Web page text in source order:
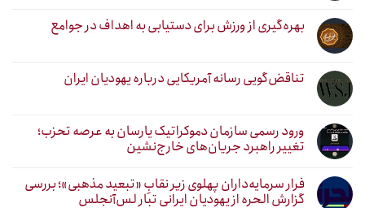
بهره‌گیری از ورزش برای دستیابی به اهداف در جوامع
تناقض‌گویی رسانه آمریکایی درباره یهودیان ایران
ورود رسمی سازمان دموکراتیک یارسان به عرصه تحزب؛
تغییر راهبرد جریان‌های خارج‌نشین
فرار سرمایه‌داران پهلوی زیر نقابِ «تبعید مذهبی»؛ بررسی
گزارش الحره از یهودیان ایرانی تبار لس‌آنجلس